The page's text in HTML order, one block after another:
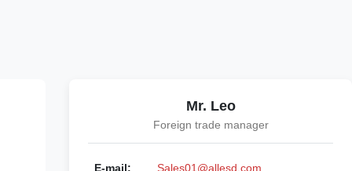
Mr. Leo
Foreign trade manager
E-mail: Sales01@allesd.com